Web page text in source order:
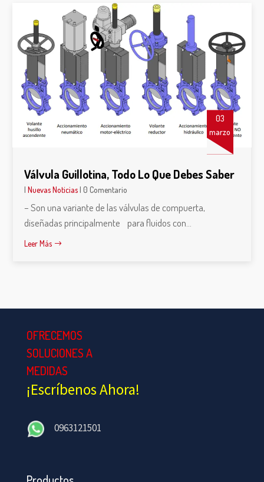
Válvula Guillotina, Todo Lo Que Debes Saber
03
marzo
|Nuevas Noticias| 0 Comentario
– Son una variante de las válvulas de compuerta,
diseñadas principalmente para fluidos con...
Leer Más
OFRECEMOS
SOLUCIONES A
MEDIDAS
¡Escríbenos Ahora!
0963121501